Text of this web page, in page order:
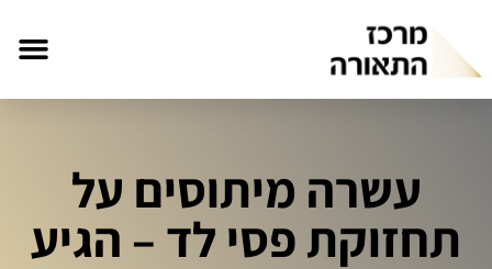
עשרה מיתוסים על
תחזוקת פסי לד – הגיע